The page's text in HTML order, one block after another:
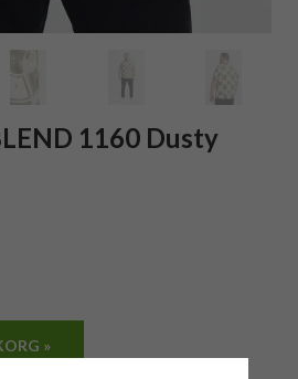
1160 Dusty
»